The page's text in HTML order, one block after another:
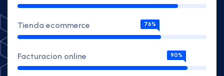
Tienda ecommerce 76%
Facturacion online 90%